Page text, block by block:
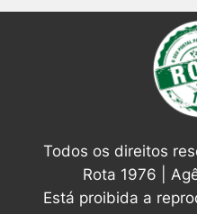
Todos os direitos
Rota 1976 |
Está proibida a